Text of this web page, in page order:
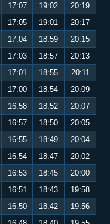
17:07 19:02
20:19
17:05 19:01
20:17
17:04 18:59
20:15
17:03 18:57
20:13
17:01 18:55
20:11
17:00 18:54
20:09
16:58 18:52
20:07
16:57 18:50
20:05
16:55 18:49
20:04
16:54 18:47
20:02
16:53 18:45
20:00
16:51 18:43
19:58
16:50 18:42
19:56